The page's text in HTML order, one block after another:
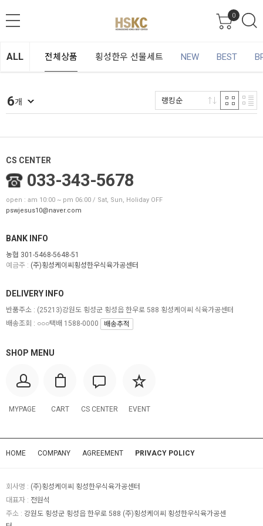
0
ALL 전체상품 횡성한우 선물세트 NEW BEST
6개 랭킹순
CS CENTER
033-343-5678
open : am 10:00 ~ pm 06:00 / Sat, Sun, Holiday OFF
pswjesus10@naver.com
BANK INFO
농협 301-5468-5648-51
예금주 : (주)횡성케이씨횡성한우식육가공센터
SHOP MENU
MYPAGE CART CS CENTER EVENT
DELIVERY INFO
반품주소 : (25213)강원도 횡성군 횡성읍 한우로 588 횡성케이씨 식육가공센터
배송조회 : ○○○택배 1588-0000
배송추적
HOME COMPANY AGREEMENT PRIVACY POLICY
회사명 : (주)횡성케이씨 횡성한우식육가공센터
대표자 : 전원석
주소 : 강원도 횡성군 횡성읍 한우로 588 (주)횡성케이씨 횡성한우식육가공센